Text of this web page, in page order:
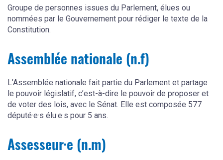
Groupe de personnes issues du Parlement, élues ou
nommées par le Gouvernement pour rédiger le texte de la
Constitution.
Assemblée nationale (n.f)
L’Assemblée nationale fait partie du Parlement et partage
le pouvoir législatif, c’est-à-dire le pouvoir de proposer et
de voter des lois, avec le Sénat. Elle est composée 577
député·e·s élu·e·s pour 5 ans.
Assesseur·e (n.m)